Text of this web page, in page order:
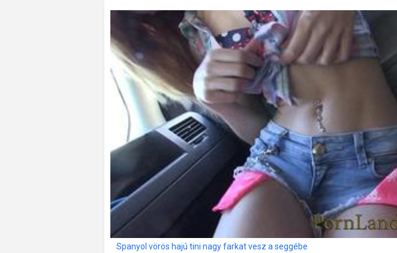
Spanyol vörös hajú tini nagy farkat vesz a seggébe